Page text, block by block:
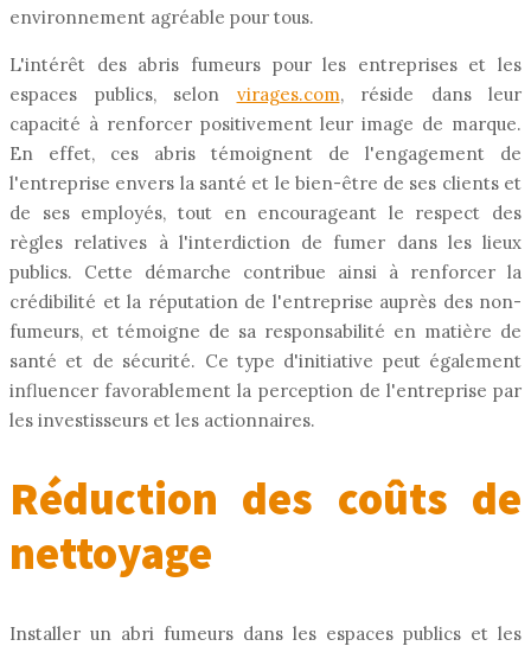
environnement agréable pour tous.
L'intérêt des abris fumeurs pour les entreprises et les
espaces publics, selon virages.com, réside dans leur
capacité à renforcer positivement leur image de marque.
En effet, ces abris témoignent de l'engagement de
l'entreprise envers la santé et le bien-être de ses clients et
de ses employés, tout en encourageant le respect des
règles relatives à l'interdiction de fumer dans les lieux
publics. Cette démarche contribue ainsi à renforcer la
crédibilité et la réputation de l'entreprise auprès des non-
fumeurs, et témoigne de sa responsabilité en matière de
santé et de sécurité. Ce type d'initiative peut également
influencer favorablement la perception de l'entreprise par
les investisseurs et les actionnaires.
Réduction des coûts de
nettoyage
Installer un abri fumeurs dans les espaces publics et les